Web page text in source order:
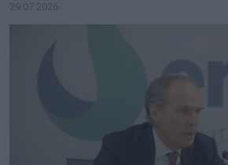
29.07.2026